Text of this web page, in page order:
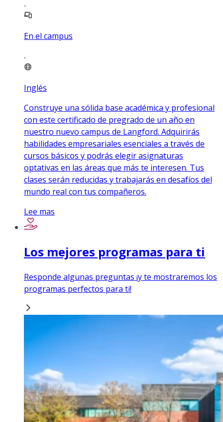
En el campus
Inglés
Construye una sólida base académica y profesional
con este certificado de pregrado de un año en
nuestro nuevo campus de Langford. Adquirirás
habilidades empresariales esenciales a través de
cursos básicos y podrás elegir asignaturas
optativas en las áreas que más te interesen. Tus
clases serán reducidas y trabajarás en desafíos del
mundo real con tus compañeros.
Lee mas
Los mejores programas para ti
Responde algunas preguntas ¡y te mostraremos los
programas perfectos para ti!